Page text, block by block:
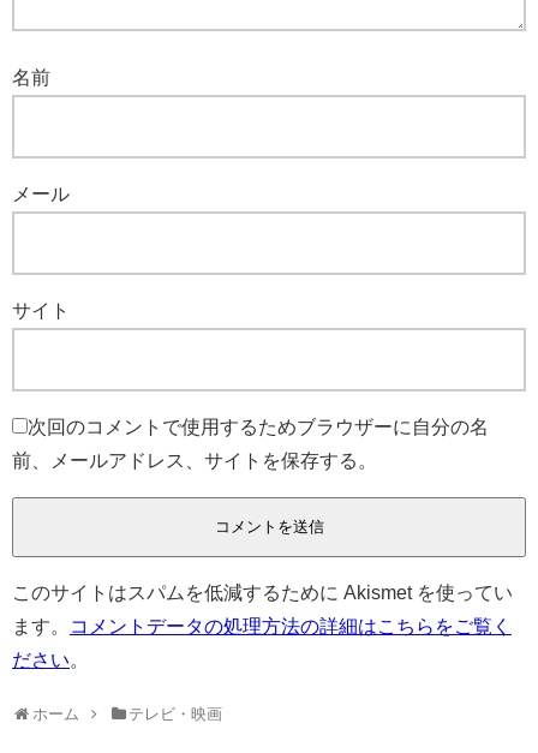
名前
メール
サイト
次回のコメントで使用するためブラウザーに自分の名
前、メールアドレス、サイトを保存する。
このサイトはスパムを低減するために Akismet を使ってい
ます。
コメントデータの処理方法の詳細はこちらをご覧く
ださい。
ホーム テレビ・映画